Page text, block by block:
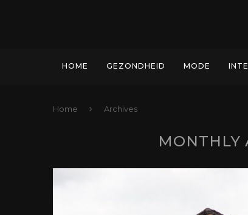
HOME GEZONDHEID MODE
Home Archives
MONTHLY